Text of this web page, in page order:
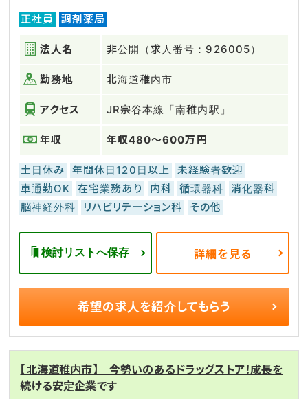
正社員 調剤薬局
法人名 非公開（求人番号：926005）
勤務地 北海道稚内市
アクセス JR宗谷本線「南稚内駅」
年収 年収480～600万円
土日休み 年間休日120日以上
未経験者歓迎
車通勤OK
在宅業務あり 内科 循環器科
消化器科
脳神経外科
リハビリテーション科 その他
検討リストへ保存 詳細を見る
希望の求人を紹介してもらう
【北海道稚内市】 今勢いのあるドラッグストア！成長を
続ける安定企業です